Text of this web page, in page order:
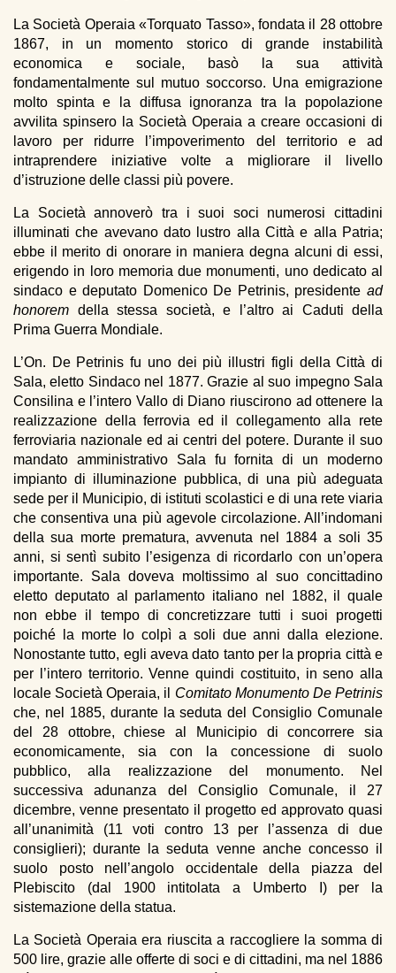
La Società Operaia «Torquato Tasso», fondata il 28 ottobre
1867, in un momento storico di grande instabilità
economica e sociale, basò la sua attività
fondamentalmente sul mutuo soccorso. Una emigrazione
molto spinta e la diffusa ignoranza tra la popolazione
avvilita spinsero la Società Operaia a creare occasioni di
lavoro per ridurre l’impoverimento del territorio e ad
intraprendere iniziative volte a migliorare il livello
d’istruzione delle classi più povere.
La Società annoverò tra i suoi soci numerosi cittadini
illuminati che avevano dato lustro alla Città e alla Patria;
ebbe il merito di onorare in maniera degna alcuni di essi,
erigendo in loro memoria due monumenti, uno dedicato al
sindaco e deputato Domenico De Petrinis, presidente ad
honorem della stessa società, e l’altro ai Caduti della
Prima Guerra Mondiale.
L’On. De Petrinis fu uno dei più illustri figli della Città di
Sala, eletto Sindaco nel 1877. Grazie al suo impegno Sala
Consilina e l’intero Vallo di Diano riuscirono ad ottenere la
realizzazione della ferrovia ed il collegamento alla rete
ferroviaria nazionale ed ai centri del potere. Durante il suo
mandato amministrativo Sala fu fornita di un moderno
impianto di illuminazione pubblica, di una più adeguata
sede per il Municipio, di istituti scolastici e di una rete viaria
che consentiva una più agevole circolazione. All’indomani
della sua morte prematura, avvenuta nel 1884 a soli 35
anni, si sentì subito l’esigenza di ricordarlo con un’opera
importante. Sala doveva moltissimo al suo concittadino
eletto deputato al parlamento italiano nel 1882, il quale
non ebbe il tempo di concretizzare tutti i suoi progetti
poiché la morte lo colpì a soli due anni dalla elezione.
Nonostante tutto, egli aveva dato tanto per la propria città e
per l’intero territorio. Venne quindi costituito, in seno alla
locale Società Operaia, il Comitato Monumento De Petrinis
che, nel 1885, durante la seduta del Consiglio Comunale
del 28 ottobre, chiese al Municipio di concorrere sia
economicamente, sia con la concessione di suolo
pubblico, alla realizzazione del monumento. Nel
successiva adunanza del Consiglio Comunale, il 27
dicembre, venne presentato il progetto ed approvato quasi
all’unanimità (11 voti contro 13 per l’assenza di due
consiglieri); durante la seduta venne anche concesso il
suolo posto nell’angolo occidentale della piazza del
Plebiscito (dal 1900 intitolata a Umberto I) per la
sistemazione della statua.
La Società Operaia era riuscita a raccogliere la somma di
500 lire, grazie alle offerte di soci e di cittadini, ma nel 1886